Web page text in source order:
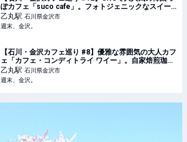
ぽカフェ「suco cafe」。フォトジェニックなスイー
ツ＆ドリンクにわくわく♡ - 週末、金沢。
乙丸駅 石川県金沢市
週末、金沢。
【石川・金沢カフェ巡り #8】優雅な雰囲気の大人カフ
ェ「カフェ・コンディトライ ワイー」。自家焙煎珈琲
の香りに包まれ体に優しいスイーツを - 週末、金沢。
乙丸駅 石川県金沢市
週末、金沢。